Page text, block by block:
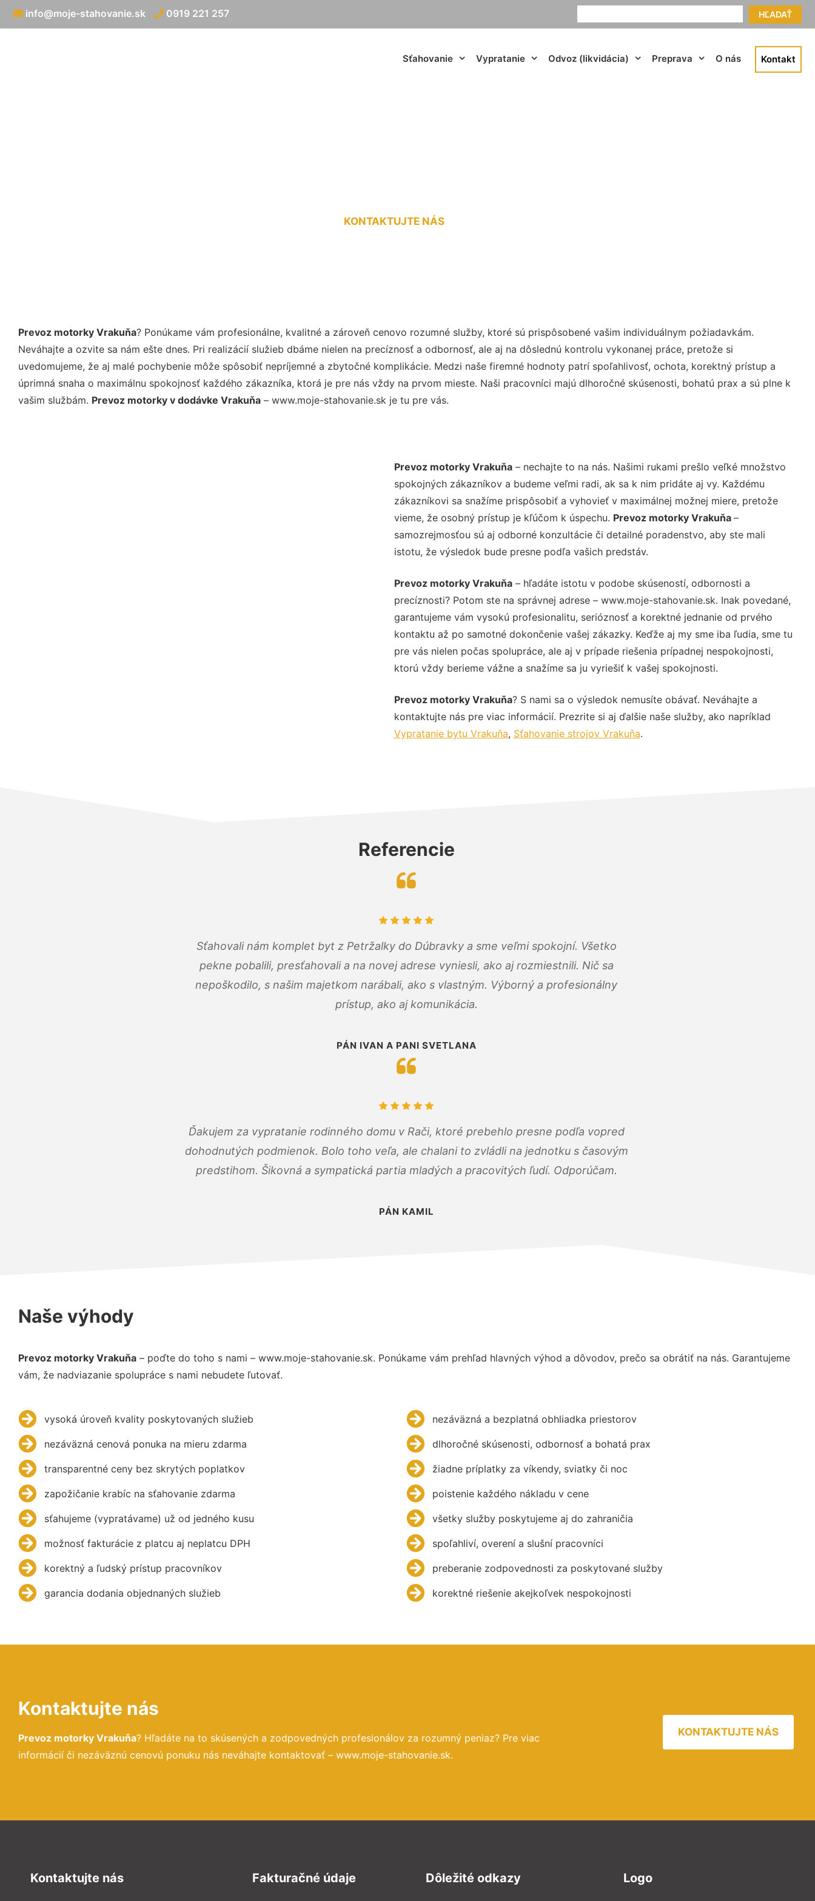
HĽADAŤ
info@moje-stahovanie.sk 0919 221 257
Sťahovanie Vypratanie Odvoz (likvidácia) Preprava O nás Kontakt
KONTAKTUJTE NÁS
Prevoz motorky Vrakuňa? Ponúkame vám profesionálne, kvalitné a zároveň cenovo rozumné služby, ktoré sú prispôsobené vašim individuálnym požiadavkám.
Neváhajte a ozvite sa nám ešte dnes. Pri realizácií služieb dbáme nielen na precíznosť a odbornosť, ale aj na dôslednú kontrolu vykonanej práce, pretože si
uvedomujeme, že aj malé pochybenie môže spôsobiť nepríjemné a zbytočné komplikácie. Medzi naše firemné hodnoty patrí spoľahlivosť, ochota, korektný prístup a
úprimná snaha o maximálnu spokojnosť každého zákazníka, ktorá je pre nás vždy na prvom mieste. Naši pracovníci majú dlhoročné skúsenosti, bohatú prax a sú plne k
vašim službám. Prevoz motorky v dodávke Vrakuňa – www.moje-stahovanie.sk je tu pre vás.
Prevoz motorky Vrakuňa– nechajte to na nás. Našimi rukami prešlo veľké množstvo
spokojných zákazníkov a budeme veľmi radi, ak sa k nim pridáte aj vy. Každému
zákazníkovi sa snažíme prispôsobiť a vyhovieť v maximálnej možnej miere, pretože
vieme, že osobný prístup je kľúčom k úspechu. Prevoz motorky Vrakuňa –
samozrejmosťou sú aj odborné konzultácie či detailné poradenstvo, aby ste mali
istotu, že výsledok bude presne podľa vašich predstáv.
Prevoz motorky Vrakuňa– hľadáte istotu v podobe skúseností, odbornosti a
precíznosti? Potom ste na správnej adrese – www.moje-stahovanie.sk. Inak povedané,
garantujeme vám vysokú profesionalitu, serióznosť a korektné jednanie od prvého
kontaktu až po samotné dokončenie vašej zákazky. Keďže aj my sme iba ľudia, sme tu
pre vás nielen počas spolupráce, ale aj v prípade riešenia prípadnej nespokojnosti,
ktorú vždy berieme vážne a snažíme sa ju vyriešiť k vašej spokojnosti.
Prevoz motorky Vrakuňa? S nami sa o výsledok nemusíte obávať. Neváhajte a
kontaktujte nás pre viac informácií. Prezrite si aj ďalšie naše služby, ako napríklad
Vypratanie bytu Vrakuňa, Sťahovanie strojov Vrakuňa.
Referencie
Sťahovali nám komplet byt z Petržalky do Dúbravky a sme veľmi spokojní. Všetko
pekne pobalili, presťahovali a na novej adrese vyniesli, ako aj rozmiestnili. Nič sa
nepoškodilo, s našim majetkom narábali, ako s vlastným. Výborný a profesionálny
prístup, ako aj komunikácia.
PÁN IVAN A PANI SVETLANA
Ďakujem za vypratanie rodinného domu v Rači, ktoré prebehlo presne podľa vopred
dohodnutých podmienok. Bolo toho veľa, ale chalani to zvládli na jednotku s časovým
predstihom. Šikovná a sympatická partia mladých a pracovitých ľudí. Odporúčam.
PÁN KAMIL
Naše výhody
Prevoz motorky Vrakuňa – poďte do toho s nami – www.moje-stahovanie.sk. Ponúkame vám prehľad hlavných výhod a dôvodov, prečo sa obrátiť na nás. Garantujeme
vám, že nadviazanie spolupráce s nami nebudete ľutovať.
vysoká úroveň kvality poskytovaných služieb
nezáväzná cenová ponuka na mieru zdarma
transparentné ceny bez skrytých poplatkov
zapožičanie krabíc na sťahovanie zdarma
sťahujeme (vypratávame) už od jedného kusu
možnosť fakturácie z platcu aj neplatcu DPH
korektný a ľudský prístup pracovníkov
garancia dodania objednaných služieb
nezáväzná a bezplatná obhliadka priestorov
dlhoročné skúsenosti, odbornosť a bohatá prax
žiadne príplatky za víkendy, sviatky či noc
poistenie každého nákladu v cene
všetky služby poskytujeme aj do zahraničia
spoľahliví, overení a slušní pracovníci
preberanie zodpovednosti za poskytované služby
korektné riešenie akejkoľvek nespokojnosti
Kontaktujte nás
Prevoz motorky Vrakuňa? Hľadáte na to skúsených a zodpovedných profesionálov za rozumný peniaz? Pre viac
informácií či nezáväznú cenovú ponuku nás neváhajte kontaktovať – www.moje-stahovanie.sk.
KONTAKTUJTE NÁS
Kontaktujte nás Fakturačné údaje Dôležité odkazy Logo